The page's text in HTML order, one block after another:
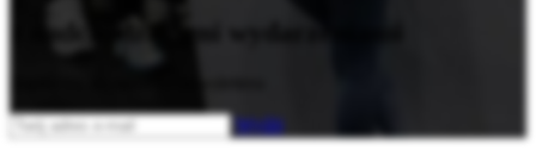
z nadchodzącymi wydarzeniami
Wyślij